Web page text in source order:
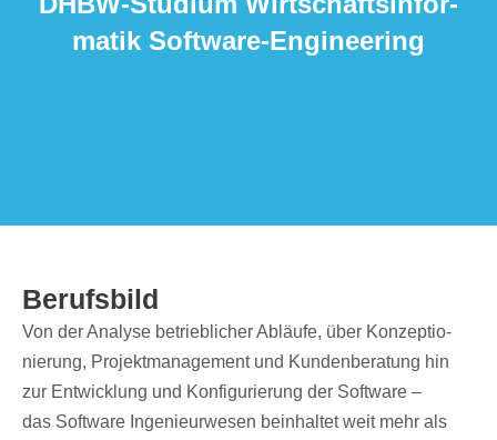
ma­tik Software-Engineering
Berufs­bild
Von der Analyse betrieb­li­cher Abläufe, über Konzep­tio­
nie­rung, Projekt­ma­nage­ment und Kunden­be­ra­tung hin
zur Entwick­lung und Konfi­gu­rie­rung der Soft­ware –
das Soft­ware Inge­nieur­we­sen beinhal­tet weit mehr als